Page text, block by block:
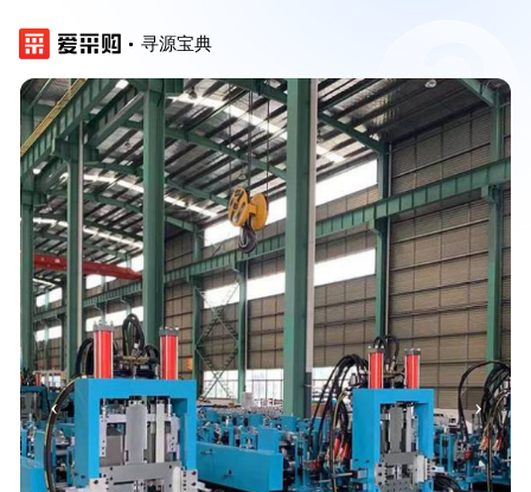
寻源宝典
‹ ›